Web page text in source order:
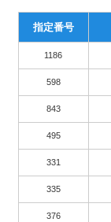
指定番号
1186
598
843
495
331
335
376